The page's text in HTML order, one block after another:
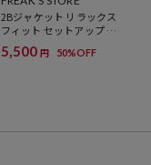
2Bジャケット リラックス
フィット セットアップ Fa
bric by SOLOTEX(R)/ イー
ジーパンツ テーラードジ
5,500 円 50%OFF